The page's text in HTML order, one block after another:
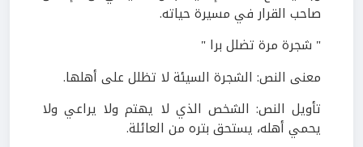
صاحب القرار في مسيرة حياته.
" شجرة مرة تضلل برا "
معنى النص: الشجرة السيئة لا تظلل على أهلها.
تأويل النص: الشخص الذي لا يهتم ولا يراعي ولا
يحمي أهله، يستحق بتره من العائلة.